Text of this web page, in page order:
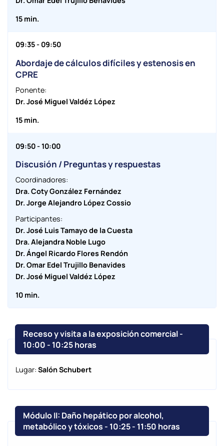
15 min.
09:35 - 09:50
Abordaje de cálculos difíciles y estenosis en
CPRE
Ponente:
Dr. José Miguel Valdéz López
15 min.
09:50 - 10:00
Discusión / Preguntas y respuestas
Coordinadores:
Dra. Coty González Fernández
Dr. Jorge Alejandro López Cossio
Participantes:
Dr. José Luis Tamayo de la Cuesta
Dra. Alejandra Noble Lugo
Dr. Ángel Ricardo Flores Rendón
Dr. Omar Edel Trujillo Benavides
Dr. José Miguel Valdéz López
10 min.
Receso y visita a la exposición comercial -
10:00 - 10:25 horas
Lugar: Salón Schubert
Módulo II: Daño hepático por alcohol,
metabólico y tóxicos - 10:25- 11:50 horas